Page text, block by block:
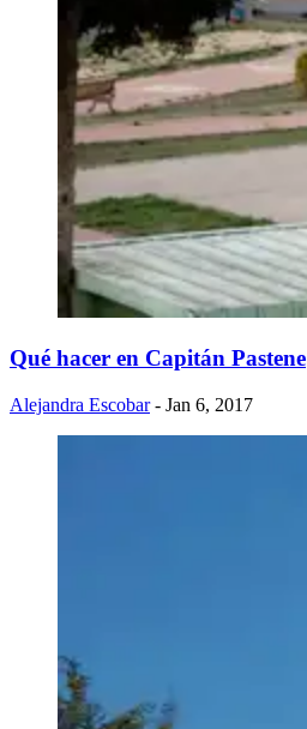
Qué hacer en Capitán Pastene
Alejandra Escobar - Jan 6, 2017